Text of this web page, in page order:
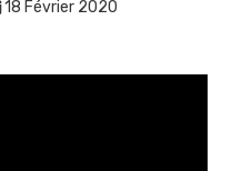
18 Février 2020